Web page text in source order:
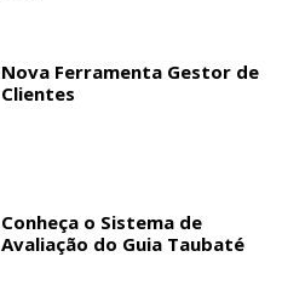
Nova Ferramenta Gestor de
Clientes
Conheça o Sistema de
Avaliação do Guia Taubaté